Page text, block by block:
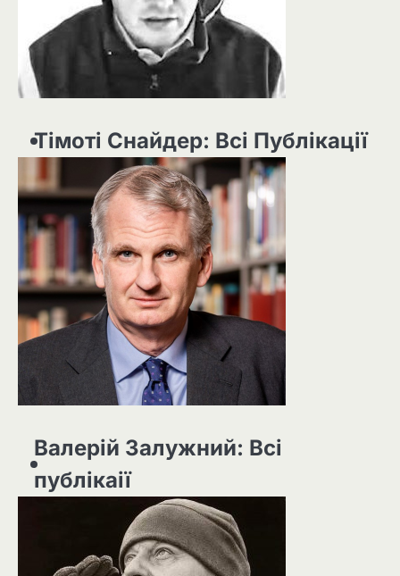
Тімоті Снайдер: Всі Публікації
Валерій Залужний: Всі
публікаії